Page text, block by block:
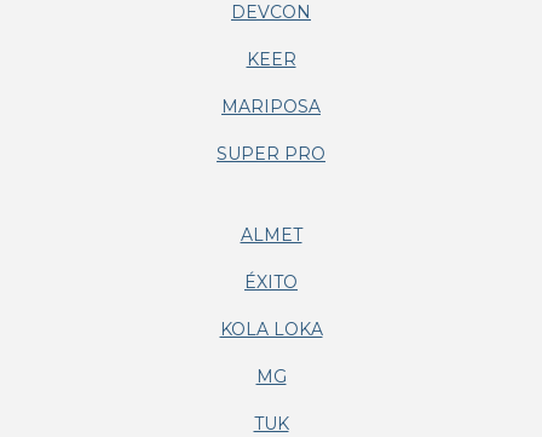
DEVCON
KEER
MARIPOSA
SUPER PRO
ALMET
ÉXITO
KOLA LOKA
MG
TUK